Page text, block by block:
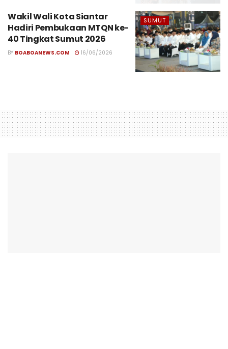
SUMUT
Wakil Wali Kota Siantar
Hadiri Pembukaan MTQN ke-
40 Tingkat Sumut 2026
BY BOABOANEWS.COM 16/06/2026